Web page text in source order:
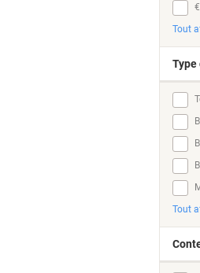
Tout
Type
Tout